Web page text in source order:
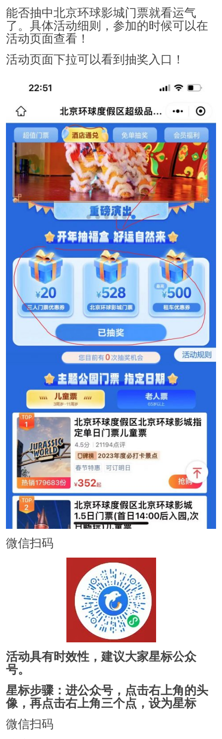
能否抽中北京环球影城门票就看运气
了。具体活动细则，参加的时候可以在
活动页面查看！
活动页面下拉可以看到抽奖入口！
微信扫码
活动具有时效性，建议大家星标公众
号。
星标步骤：进公众号，点击右上角的头
像，再点击右上角三个点，设为星标
微信扫码